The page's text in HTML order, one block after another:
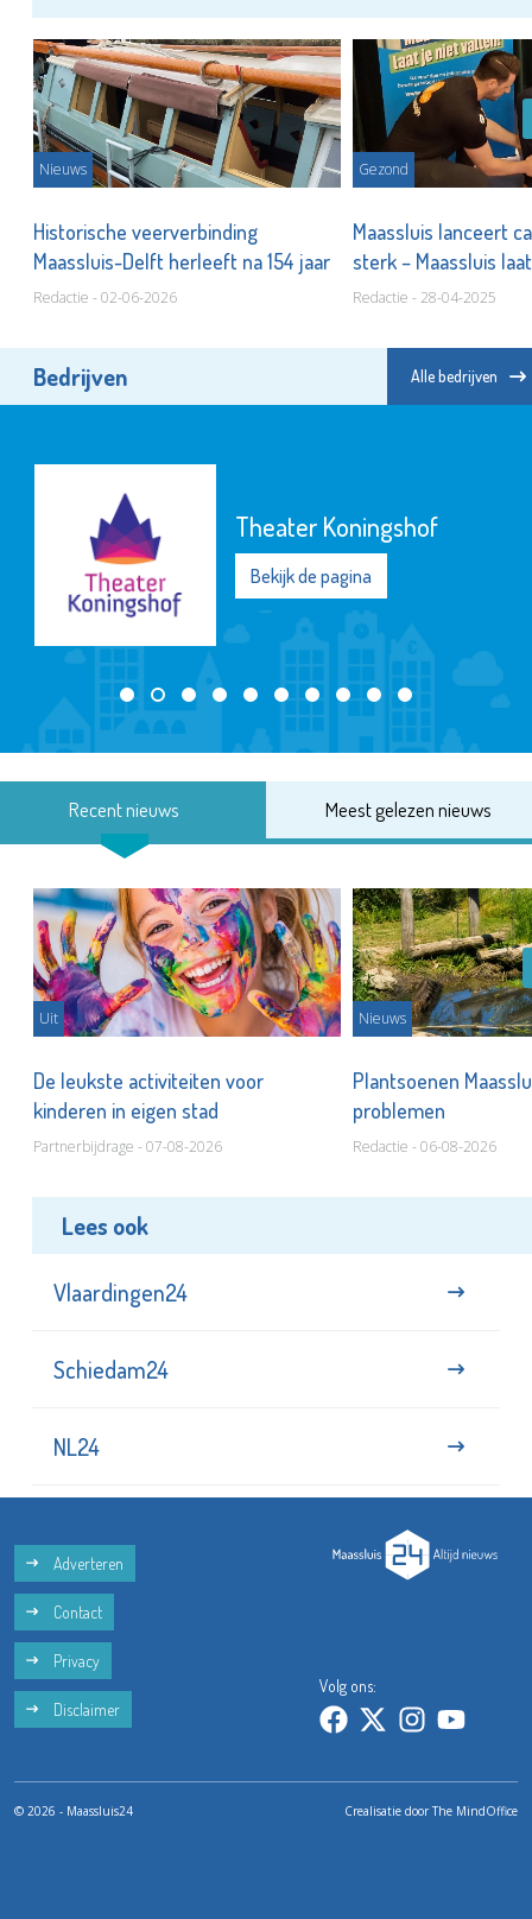
Nieuws
Historische veerverbinding
Maassluis-Delft herleeft na 154 jaar
Redactie - 02-06-2026
Gezond
Maassluis lanceert
sterk – Maassluis
Redactie - 28-04-2025
Bedrijven Alle bedrijven
Theater Koningshof
Bekijk de pagina
Recent nieuws Meest gelezen nieuws
Uit
De leukste activiteiten voor
kinderen in eigen stad
Partnerbijdrage - 07-08-2026
Nieuws
Plantsoenen
problemen
Redactie - 06-08-2026
Lees ook
Vlaardingen24
Schiedam24
NL24
Adverteren
Contact
Privacy
Disclaimer
Volg ons:
© 2026 - Maassluis24 Crealisatie doorThe MindOffice